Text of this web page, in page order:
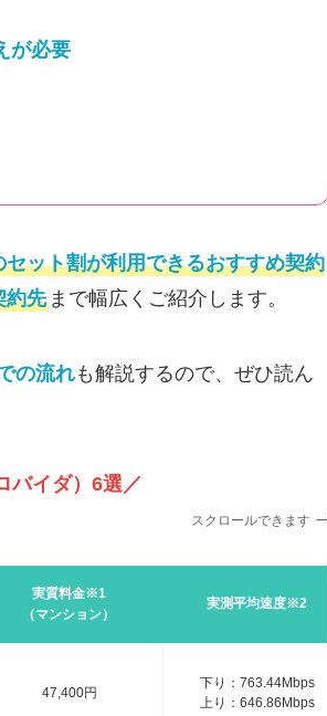
が必要
セット割が利用できるおすすめ契約
約先 まで幅広くご紹介します。
の流れも解説するので、ぜひ読ん
バイダ）6選／
スクロールできます
実質料金※1
（マンション）
実測平均速度※2
47,400円
下り：763.44Mbps
上り：646.86Mbps